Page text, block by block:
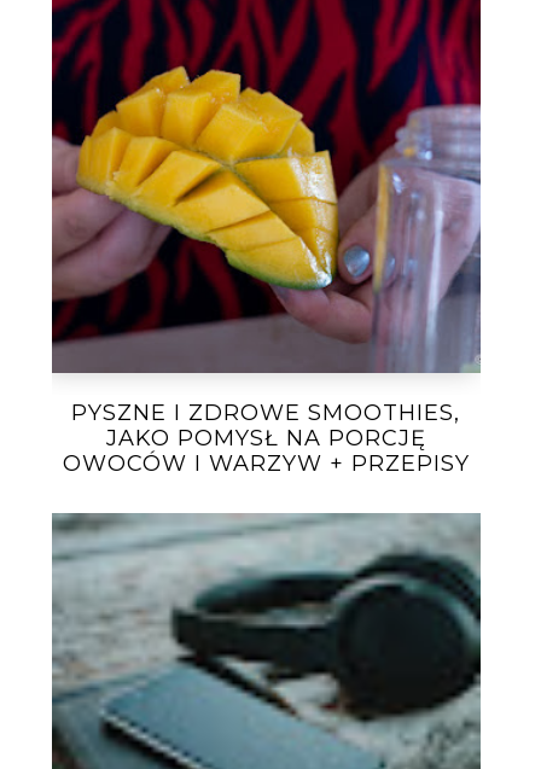
PYSZNE I ZDROWE SMOOTHIES,
JAKO POMYSŁ NA PORCJĘ
OWOCÓW I WARZYW + PRZEPISY